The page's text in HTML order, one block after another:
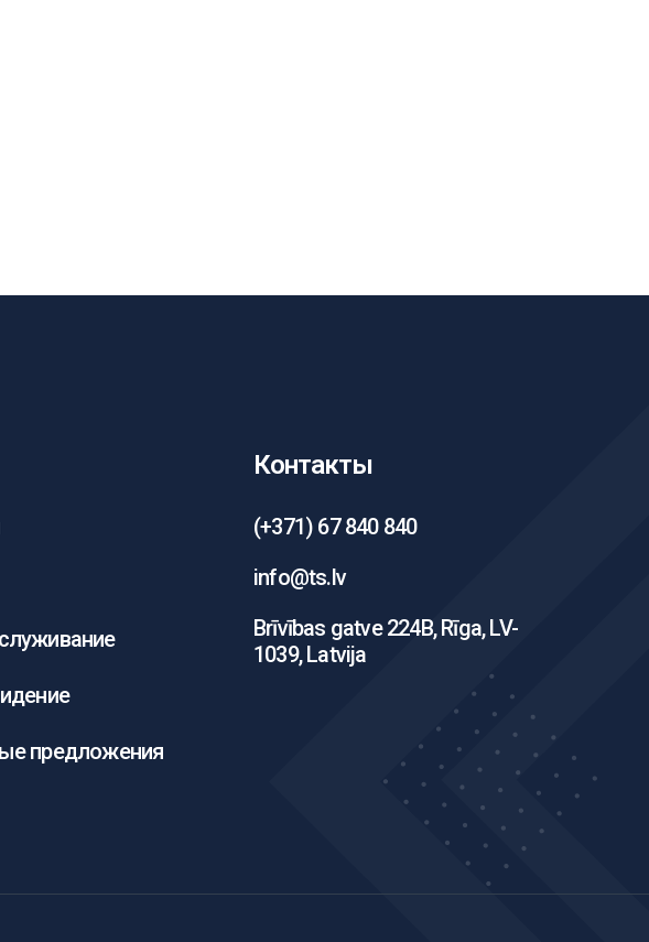
предложения
Контакты
(+371) 67 840 840
info@ts.lv
Brīvības gatve 224B, Rīga, LV-
1039, Latvija